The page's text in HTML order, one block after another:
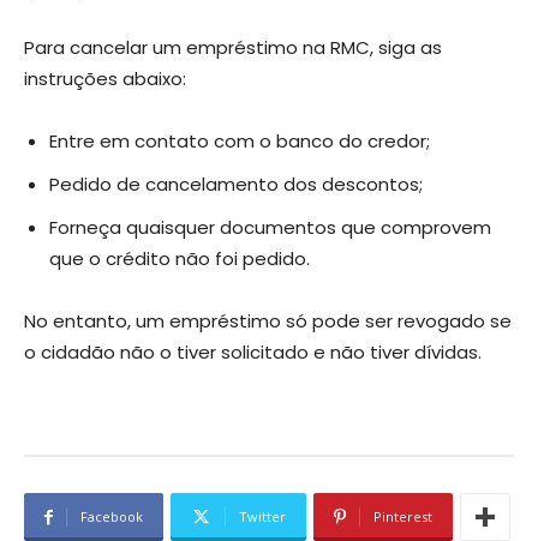
Para cancelar um empréstimo na RMC, siga as
instruções abaixo:
Entre em contato com o banco do credor;
Pedido de cancelamento dos descontos;
Forneça quaisquer documentos que comprovem
que o crédito não foi pedido.
No entanto, um empréstimo só pode ser revogado se
o cidadão não o tiver solicitado e não tiver dívidas.
Facebook Twitter Pinterest